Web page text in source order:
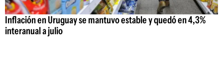
Inflación en Uruguay se mantuvo estable y quedó en 4,3%
interanual a julio